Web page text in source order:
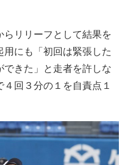
らリリーフとして結果を
にも「初回は緊張した
できた」と走者を許しな
回３分の１を自責点１